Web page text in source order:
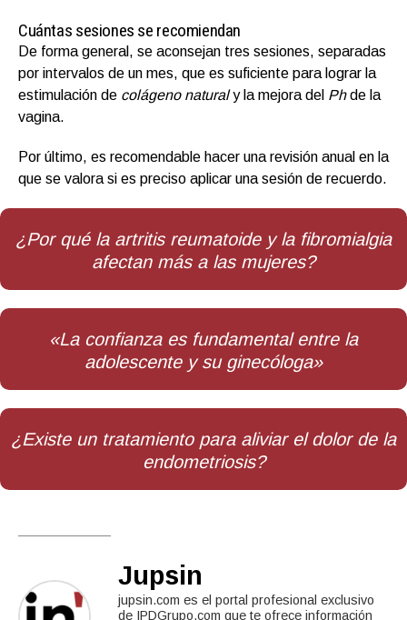
Cuántas sesiones se recomiendan
De forma general, se aconsejan tres sesiones, separadas
por intervalos de un mes, que es suficiente para lograr la
estimulación de colágeno naturaly la mejora del Phde la
vagina.
Por último, es recomendable hacer una revisión anual en la
que se valora si es preciso aplicar una sesión de recuerdo.
¿Por qué la artritis reumatoide y la fibromialgia
afectan más a las mujeres?
«La confianza es fundamental entre la
adolescente y su ginecóloga»
¿Existe un tratamiento para aliviar el dolor de la
endometriosis?
Jupsin
jupsin.com es el portal profesional exclusivo
de IPDGrupo.com que te ofrece información